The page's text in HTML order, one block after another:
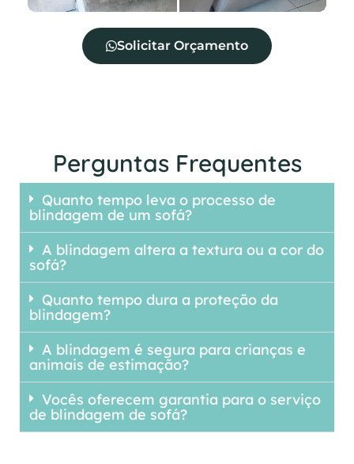
Solicitar Orçamento
Perguntas Frequentes
Quanto tempo leva o processo de
blindagem de um sofá?
A blindagem altera a textura ou a cor do
sofá?
Quanto tempo dura a proteção da
blindagem?
A blindagem é segura para crianças e
animais de estimação?
Vocês oferecem garantia para o serviço
de blindagem de sofá?